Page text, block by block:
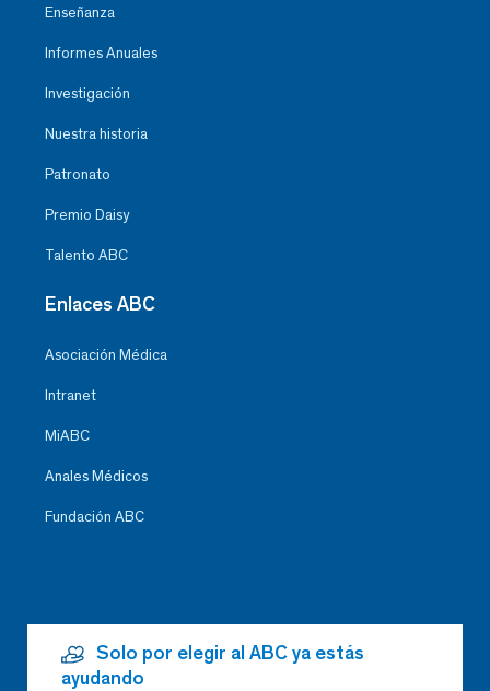
Enseñanza
Informes Anuales
Investigación
Nuestra historia
Patronato
Premio Daisy
Talento ABC
Enlaces ABC
Asociación Médica
Intranet
MiABC
Anales Médicos
Fundación ABC
Solo por elegir al ABC ya estás
ayudando